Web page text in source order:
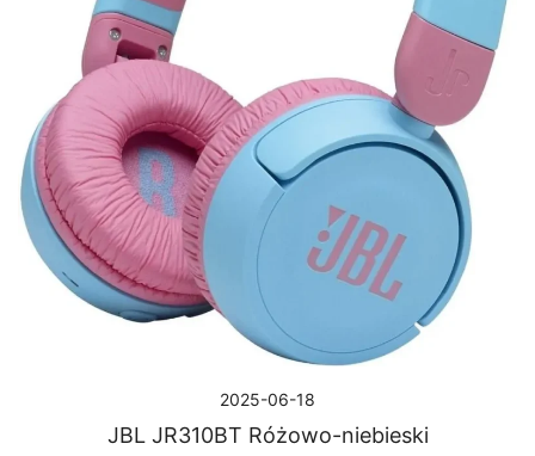
2025-06-18
JBL JR310BT Różowo-niebieski